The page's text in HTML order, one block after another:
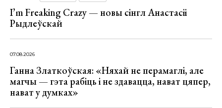
I’m Freaking Crazy — новы сінгл Анастасіі
Рыдлеўскай
07.08.2026
Ганна Златкоўская: «Няхай не перамаглі, але
магчы — гэта рабіць і не здавацца, нават цяпер,
нават у думках»